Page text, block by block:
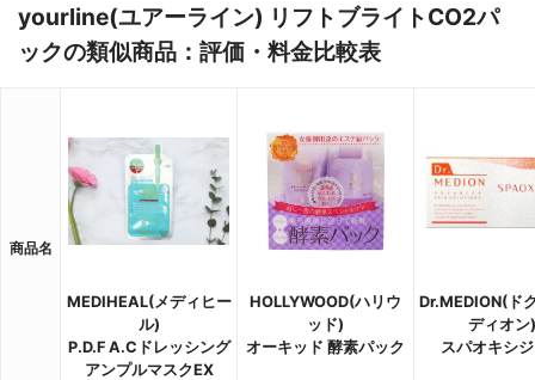
yourline(ユアーライン) リフトブライトCO2パ
ックの類似商品：評価・料金比較表
商品名
MEDIHEAL(メディヒー
ル)
P.D.F A.Cドレッシング
アンプルマスクEX
HOLLYWOOD(ハリウ
ッド)
オーキッド 酵素パック
Dr.MEDION(ド
ディオン)
スパオキシ